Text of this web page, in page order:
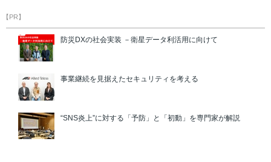
【PR】
防災DXの社会実装 －衛星データ利活用に向けて
事業継続を見据えたセキュリティを考える
“SNS炎上”に対する「予防」と「初動」を専門家が解説